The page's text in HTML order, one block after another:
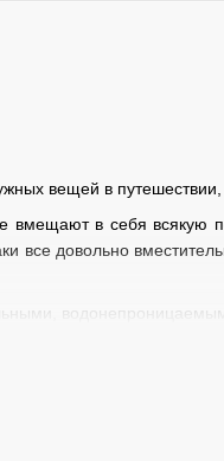
вещей в
в себя всякую
все довольно